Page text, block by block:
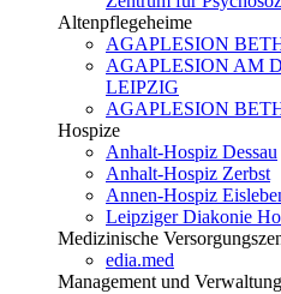
Altenpflegeheime
AGAPLESION
AGAPLESION AM
LEIPZIG
AGAPLESION
Hospize
Anhalt-Hospiz Dessau
Anhalt-Hospiz Zerbst
Annen-Hospiz
Leipziger Diakonie
Medizinische
edia.med
Management und Verwaltung